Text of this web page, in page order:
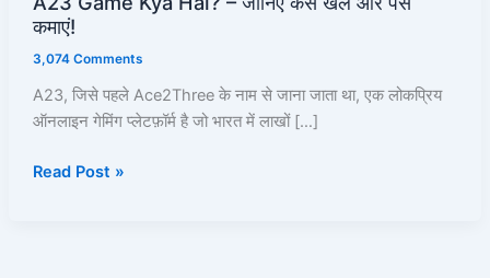
कमाएं!
3,074 Comments
A23, जिसे पहले Ace2Three के नाम से जाना जाता था, एक लोकप्रिय
ऑनलाइन गेमिंग प्लेटफ़ॉर्म है जो भारत में लाखों […]
Kya
–
जानिए
कैसे
और
Read Post »